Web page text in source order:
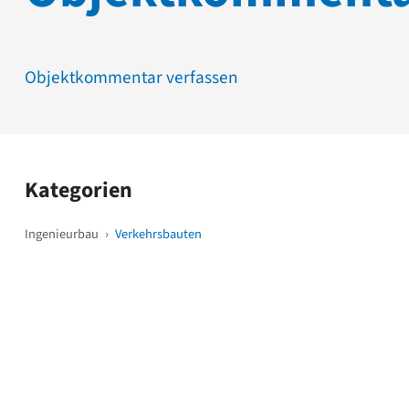
Objektkommentar verfassen
Kategorien
Ingenieurbau › Verkehrsbauten